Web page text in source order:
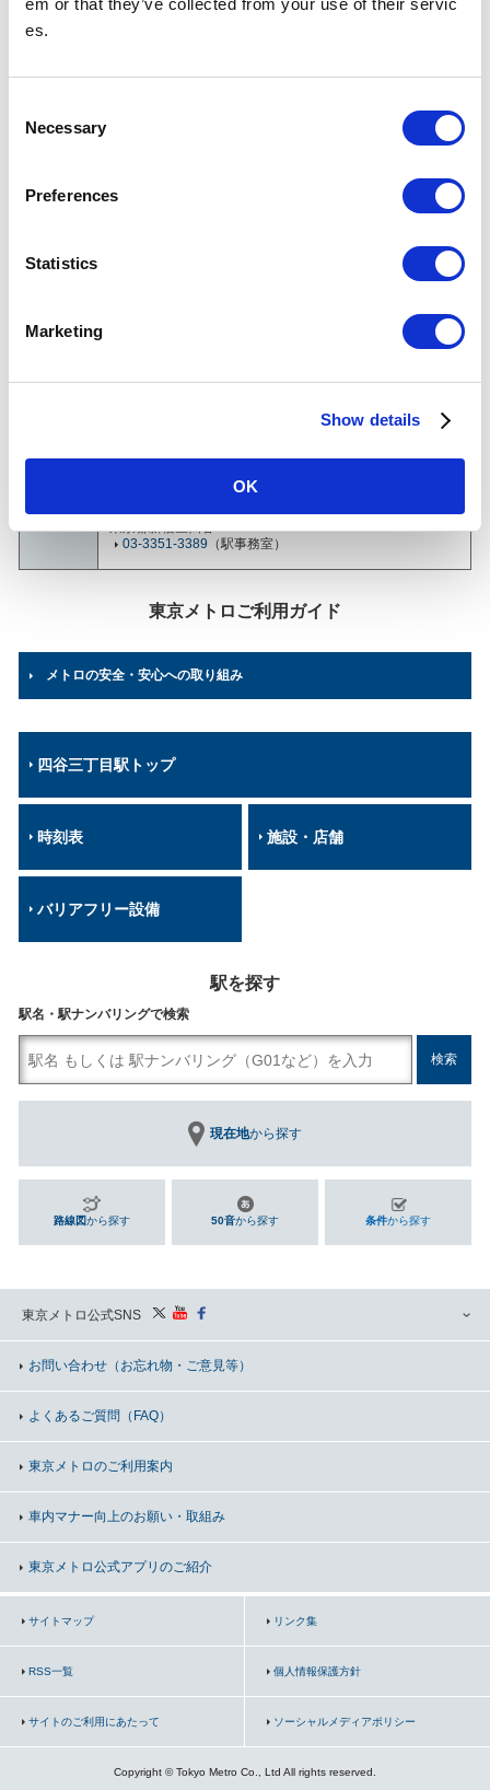
es.
Necessary
Preferences
Statistics
Marketing
Show details
OK
忘れ物をした駅事務室までお問い合わせください。
飯田橋駅（東京メトロ南北線）構内のお忘れ物総合取扱所もしくは東京メ
トロお客様センターまでお問いあわせください。
四谷三丁目駅からの運賃・のりかえ検索
順位から除いております。
所在地
丸ノ内線
東京都新宿区四谷3-8
03-3351-3389 （駅事務室）
東京メトロご利用ガイド
メトロの安全・安心への取り組み
四谷三丁目駅トップ
時刻表 施設・店舗
バリアフリー設備
駅を探す
駅名・駅ナンバリングで検索
路線図から探す 50音から探す 条件から探す
現在地から探す
東京メトロ公式SNS
お問い合わせ （お忘れ物・ご意見等）
よくあるご質問（FAQ）
東京メトロのご利用案内
車内マナー向上のお願い・取組み
東京メトロ公式アプリのご紹介
サイトマップ リンク集
RSS一覧 個人情報保護方針
サイトのご利用にあたって ソーシャルメディアポリシー
Copyright © Tokyo Metro Co., Ltd All rights reserved.